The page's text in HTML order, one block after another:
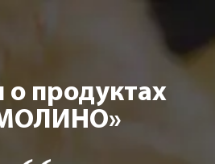
продуктах